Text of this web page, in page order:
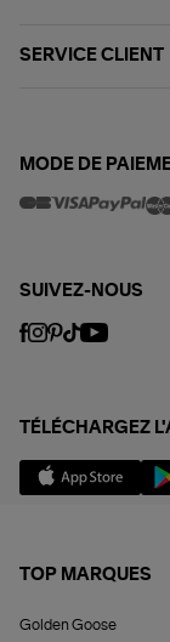
SERVICE CLIENT
MODE DE
SUIVEZ-NOUS
TÉLÉCHARGEZ
TOP MARQUES
Golden Goose